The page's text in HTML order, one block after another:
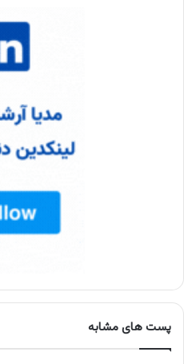
پست های مشابه